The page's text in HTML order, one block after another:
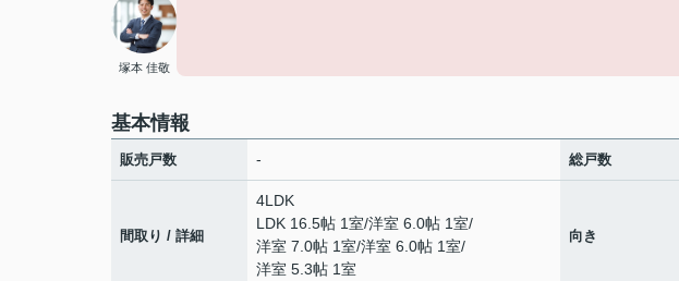
塚本 佳敬
基本情報
販売戸数 - 総戸数
間取り / 詳細
4LDK
LDK 16.5帖 1室/洋室 6.0帖 1室/
洋室 7.0帖 1室/洋室 6.0帖 1室/
洋室 5.3帖 1室
向き